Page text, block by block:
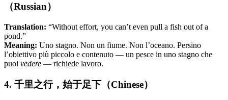
（Russian）
Translation: “Without effort, you can’t even pull a fish out of a
pond.”
Meaning: Uno stagno. Non un fiume. Non l’oceano. Persino
l’obiettivo più piccolo e contenuto — un pesce in uno stagno che
puoi vedere — richiede lavoro.
4. 千里之行，始于足下（Chinese）